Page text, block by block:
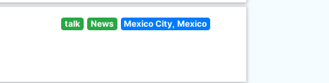
talk News Mexico City, Mexico